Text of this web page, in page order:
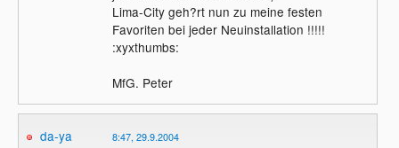
Lima-City geh?rt nun zu meine festen
Favoriten bei jeder Neuinstallation !!!!!
:xyxthumbs:
MfG. Peter
da-ya
8:47, 29.9.2004